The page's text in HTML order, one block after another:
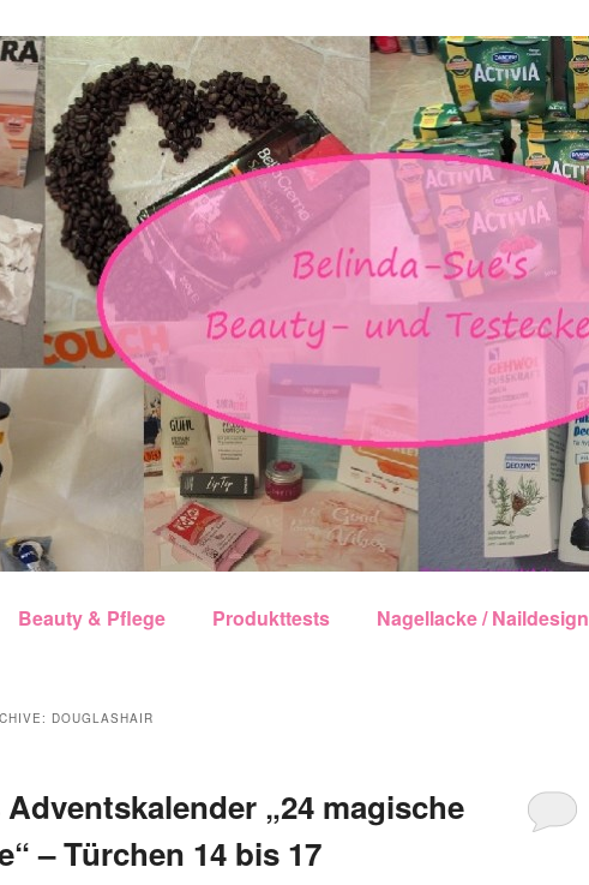
Inhalt wechseln
Beauty & Pflege Produkttests Nagellacke / Naildesign
DOUGLASHAIR
„24 magische
– Türchen 14 bis 17